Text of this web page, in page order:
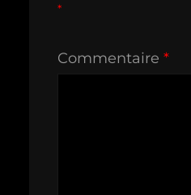
*
Commentaire *